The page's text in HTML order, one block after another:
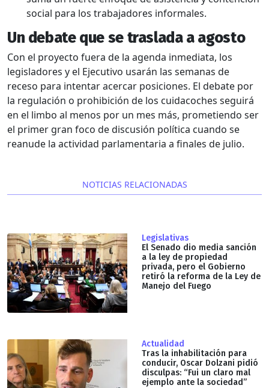
social para los trabajadores informales.
Un debate que se traslada a agosto
Con el proyecto fuera de la agenda inmediata, los
legisladores y el Ejecutivo usarán las semanas de
receso para intentar acercar posiciones. El debate por
la regulación o prohibición de los cuidacoches seguirá
en el limbo al menos por un mes más, prometiendo ser
el primer gran foco de discusión política cuando se
reanude la actividad parlamentaria a finales de julio.
NOTICIAS RELACIONADAS
Legislativas
El Senado dio media sanción
a la ley de propiedad
privada, pero el Gobierno
retiró la reforma de la Ley de
Manejo del Fuego
Actualidad
Tras la inhabilitación para
conducir, Oscar Dolzani pidió
disculpas: “Fui un claro mal
ejemplo ante la sociedad”